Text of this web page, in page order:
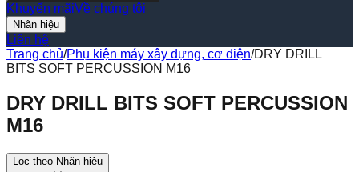
Khuyến mãiVề chúng tôi
Nhãn hiệu
Liên hệ
Trang chủ/Phụ kiện máy xây dựng, cơ điện/DRY DRILL
BITS SOFT PERCUSSION M16
DRY DRILL BITS SOFT PERCUSSION
M16
Lọc theo Nhãn hiệu